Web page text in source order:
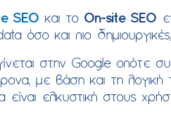
SEO και το On-site SEO
όσο και πιο
στην Google οπότε
με βάση και τη
ελκυστική στους